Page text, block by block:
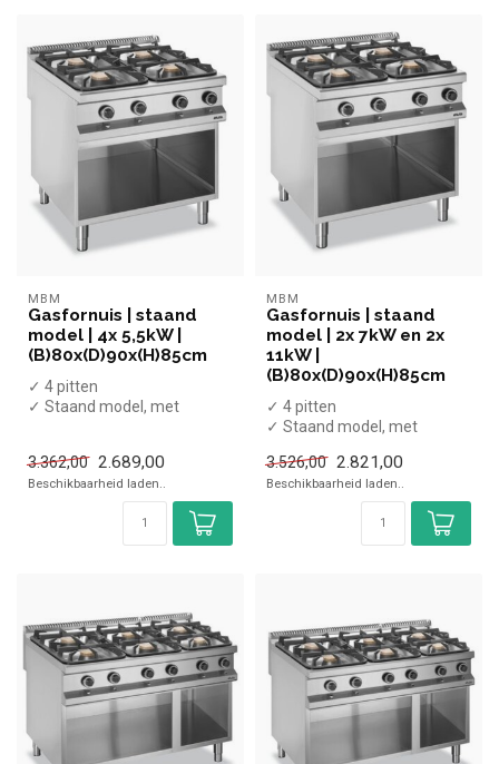
MBM
Gasfornuis | staand
model | 4x 5,5kW |
(B)80x(D)90x(H)85cm
✓ 4 pitten
✓ Staand model, met
✓ Gas
3.362,00 2.689,00
Beschikbaarheid laden..
MBM
Gasfornuis | staand
model | 2x 7kW en 2x
11kW |
(B)80x(D)90x(H)85cm
✓ 4 pitten
✓ Staand model, met
✓ 36 kW
✓ Gas
3.526,00 2.821,00
Beschikbaarheid laden..